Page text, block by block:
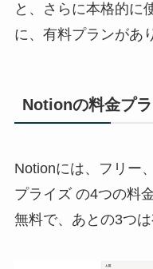
と、さらに本格的に
に、有料プランがあ
Notionの料金プ
Notionには、フリー
プライズ の4つの料
無料で、あとの3つは